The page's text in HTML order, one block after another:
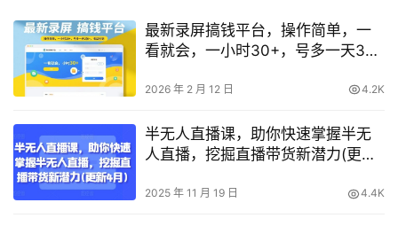
最新录屏搞钱平台，操作简单，一
看就会，一小时30+，号多一天3张
2026 年 2 月 12 日 4.2K
半无人直播课，助你快速掌握半无
人直播，挖掘直播带货新潜力(更新
2025 年 11 月 19 日 4.4K